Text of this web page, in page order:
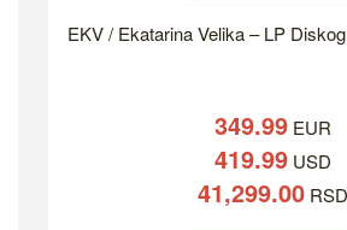
EKV / Ekatarina Velika – LP
349.99 EUR
419.99 USD
41,299.00 RSD